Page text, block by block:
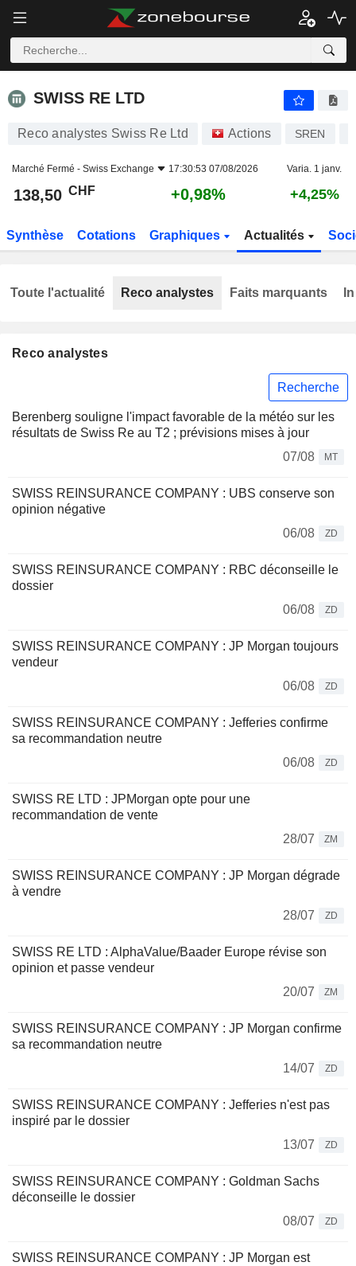
SWISS RE LTD
SWISS RE LTD
Reco analystes Swiss Re Ltd Actions SREN
Marché Fermé - Swiss Exchange 17:30:53 07/08/2026 Varia. 1 janv.
138,50 CHF +0,98% +4,25%
Synthèse Cotations Graphiques Actualités
Reco analystes
Recherche
Berenberg souligne l'impact favorable de la météo sur les
résultats de Swiss Re au T2 ; prévisions mises à jour
07/08
MT
SWISS REINSURANCE COMPANY : UBS conserve son
opinion négative
06/08
ZD
SWISS REINSURANCE COMPANY : RBC déconseille le
dossier
06/08
ZD
SWISS REINSURANCE COMPANY : JP Morgan toujours
vendeur
06/08
ZD
SWISS REINSURANCE COMPANY : Jefferies confirme
sa recommandation neutre
06/08
ZD
SWISS RE LTD : JPMorgan opte pour une
recommandation de vente
28/07
ZM
SWISS REINSURANCE COMPANY : JP Morgan dégrade
à vendre
28/07
ZD
SWISS RE LTD : AlphaValue/Baader Europe révise son
opinion et passe vendeur
20/07
ZM
SWISS REINSURANCE COMPANY : JP Morgan confirme
sa recommandation neutre
14/07
ZD
SWISS REINSURANCE COMPANY : Jefferies n'est pas
inspiré par le dossier
13/07
ZD
SWISS REINSURANCE COMPANY : Goldman Sachs
déconseille le dossier
08/07
ZD
SWISS REINSURANCE COMPANY : JP Morgan est
Toute l'actualité Reco analystes Faits marquants